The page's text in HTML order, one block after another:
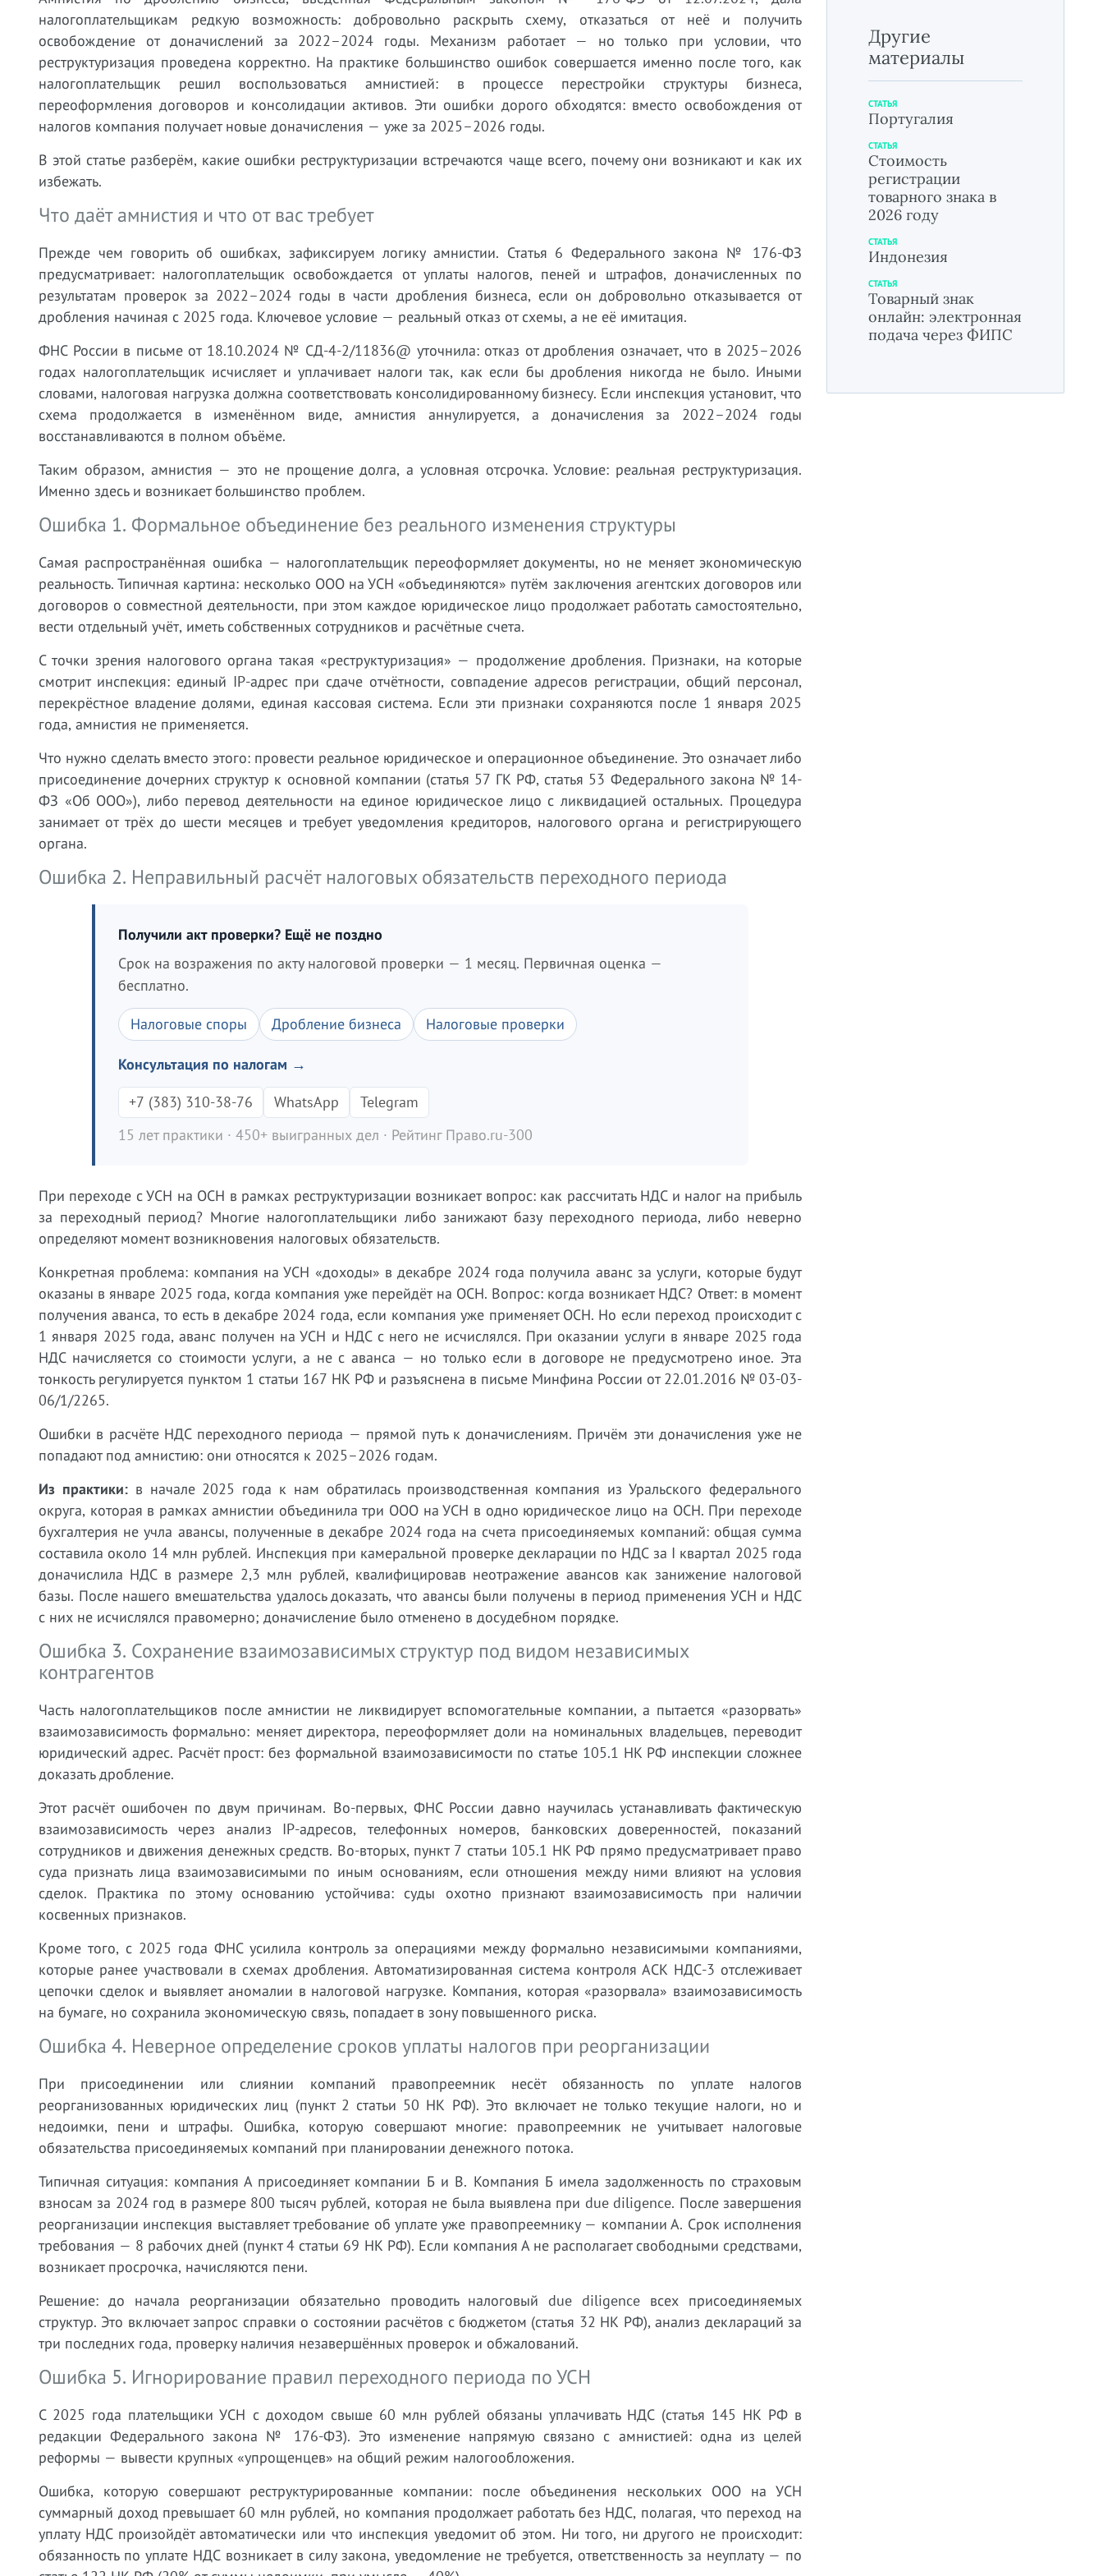
налогоплательщикам редкую возможность: добровольно раскрыть схему, отказаться от неё и получить
освобождение от доначислений за 2022–2024 годы. Механизм работает — но только при условии, что
реструктуризация проведена корректно. На практике большинство ошибок совершается именно после того, как
налогоплательщик решил воспользоваться амнистией: в процессе перестройки структуры бизнеса,
переоформления договоров и консолидации активов. Эти ошибки дорого обходятся: вместо освобождения от
налогов компания получает новые доначисления — уже за 2025–2026 годы.
В этой статье разберём, какие ошибки реструктуризации встречаются чаще всего, почему они возникают и как их
избежать.
Что даёт амнистия и что от вас требует
Прежде чем говорить об ошибках, зафиксируем логику амнистии. Статья 6 Федерального закона № 176-ФЗ
предусматривает: налогоплательщик освобождается от уплаты налогов, пеней и штрафов, доначисленных по
результатам проверок за 2022–2024 годы в части дробления бизнеса, если он добровольно отказывается от
дробления начиная с 2025 года. Ключевое условие — реальный отказ от схемы, а не её имитация.
ФНС России в письме от 18.10.2024 № СД-4-2/11836@ уточнила: отказ от дробления означает, что в 2025–2026
годах налогоплательщик исчисляет и уплачивает налоги так, как если бы дробления никогда не было. Иными
словами, налоговая нагрузка должна соответствовать консолидированному бизнесу. Если инспекция установит, что
схема продолжается в изменённом виде, амнистия аннулируется, а доначисления за 2022–2024 годы
восстанавливаются в полном объёме.
Таким образом, амнистия — это не прощение долга, а условная отсрочка. Условие: реальная реструктуризация.
Именно здесь и возникает большинство проблем.
Ошибка 1. Формальное объединение без реального изменения структуры
Самая распространённая ошибка — налогоплательщик переоформляет документы, но не меняет экономическую
реальность. Типичная картина: несколько ООО на УСН «объединяются» путём заключения агентских договоров или
договоров о совместной деятельности, при этом каждое юридическое лицо продолжает работать самостоятельно,
вести отдельный учёт, иметь собственных сотрудников и расчётные счета.
С точки зрения налогового органа такая «реструктуризация» — продолжение дробления. Признаки, на которые
смотрит инспекция: единый IP-адрес при сдаче отчётности, совпадение адресов регистрации, общий персонал,
перекрёстное владение долями, единая кассовая система. Если эти признаки сохраняются после 1 января 2025
года, амнистия не применяется.
Что нужно сделать вместо этого: провести реальное юридическое и операционное объединение. Это означает либо
присоединение дочерних структур к основной компании (статья 57 ГК РФ, статья 53 Федерального закона № 14-
ФЗ «Об ООО»), либо перевод деятельности на единое юридическое лицо с ликвидацией остальных. Процедура
занимает от трёх до шести месяцев и требует уведомления кредиторов, налогового органа и регистрирующего
органа.
Ошибка 2. Неправильный расчёт налоговых обязательств переходного периода
Получили акт проверки? Ещё не поздно
Срок на возражения по акту налоговой проверки — 1 месяц. Первичная оценка —
бесплатно.
Налоговые споры Дробление бизнеса Налоговые проверки
Консультация по налогам →
+7 (383) 310-38-76
WhatsApp
Telegram
15 лет практики · 450+ выигранных дел · Рейтинг Право.ru-300
При переходе с УСН на ОСН в рамках реструктуризации возникает вопрос: как рассчитать НДС и налог на прибыль
за переходный период? Многие налогоплательщики либо занижают базу переходного периода, либо неверно
определяют момент возникновения налоговых обязательств.
Конкретная проблема: компания на УСН «доходы» в декабре 2024 года получила аванс за услуги, которые будут
оказаны в январе 2025 года, когда компания уже перейдёт на ОСН. Вопрос: когда возникает НДС? Ответ: в момент
получения аванса, то есть в декабре 2024 года, если компания уже применяет ОСН. Но если переход происходит с
1 января 2025 года, аванс получен на УСН и НДС с него не исчислялся. При оказании услуги в январе 2025 года
НДС начисляется со стоимости услуги, а не с аванса — но только если в договоре не предусмотрено иное. Эта
тонкость регулируется пунктом 1 статьи 167 НК РФ и разъяснена в письме Минфина России от 22.01.2016 № 03-03-
06/1/2265.
Ошибки в расчёте НДС переходного периода — прямой путь к доначислениям. Причём эти доначисления уже не
попадают под амнистию: они относятся к 2025–2026 годам.
Из практики:в начале 2025 года к нам обратилась производственная компания из Уральского федерального
округа, которая в рамках амнистии объединила три ООО на УСН в одно юридическое лицо на ОСН. При переходе
бухгалтерия не учла авансы, полученные в декабре 2024 года на счета присоединяемых компаний: общая сумма
составила около 14 млн рублей. Инспекция при камеральной проверке декларации по НДС за I квартал 2025 года
доначислила НДС в размере 2,3 млн рублей, квалифицировав неотражение авансов как занижение налоговой
базы. После нашего вмешательства удалось доказать, что авансы были получены в период применения УСН и НДС
с них не исчислялся правомерно; доначисление было отменено в досудебном порядке.
Ошибка 3. Сохранение взаимозависимых структур под видом независимых
контрагентов
Часть налогоплательщиков после амнистии не ликвидирует вспомогательные компании, а пытается «разорвать»
взаимозависимость формально: меняет директора, переоформляет доли на номинальных владельцев, переводит
юридический адрес. Расчёт прост: без формальной взаимозависимости по статье 105.1 НК РФ инспекции сложнее
доказать дробление.
Этот расчёт ошибочен по двум причинам. Во-первых, ФНС России давно научилась устанавливать фактическую
взаимозависимость через анализ IP-адресов, телефонных номеров, банковских доверенностей, показаний
сотрудников и движения денежных средств. Во-вторых, пункт 7 статьи 105.1 НК РФ прямо предусматривает право
суда признать лица взаимозависимыми по иным основаниям, если отношения между ними влияют на условия
сделок. Практика по этому основанию устойчива: суды охотно признают взаимозависимость при наличии
косвенных признаков.
Кроме того, с 2025 года ФНС усилила контроль за операциями между формально независимыми компаниями,
которые ранее участвовали в схемах дробления. Автоматизированная система контроля АСК НДС-3 отслеживает
цепочки сделок и выявляет аномалии в налоговой нагрузке. Компания, которая «разорвала» взаимозависимость
на бумаге, но сохранила экономическую связь, попадает в зону повышенного риска.
Ошибка 4. Неверное определение сроков уплаты налогов при реорганизации
При присоединении или слиянии компаний правопреемник несёт обязанность по уплате налогов
реорганизованных юридических лиц (пункт 2 статьи 50 НК РФ). Это включает не только текущие налоги, но и
недоимки, пени и штрафы. Ошибка, которую совершают многие: правопреемник не учитывает налоговые
обязательства присоединяемых компаний при планировании денежного потока.
Типичная ситуация: компания А присоединяет компании Б и В. Компания Б имела задолженность по страховым
взносам за 2024 год в размере 800 тысяч рублей, которая не была выявлена при due diligence. После завершения
реорганизации инспекция выставляет требование об уплате уже правопреемнику — компании А. Срок исполнения
требования — 8 рабочих дней (пункт 4 статьи 69 НК РФ). Если компания А не располагает свободными средствами,
возникает просрочка, начисляются пени.
Решение: до начала реорганизации обязательно проводить налоговый due diligence всех присоединяемых
структур. Это включает запрос справки о состоянии расчётов с бюджетом (статья 32 НК РФ), анализ деклараций за
три последних года, проверку наличия незавершённых проверок и обжалований.
Ошибка 5. Игнорирование правил переходного периода по УСН
С 2025 года плательщики УСН с доходом свыше 60 млн рублей обязаны уплачивать НДС (статья 145 НК РФ в
редакции Федерального закона № 176-ФЗ). Это изменение напрямую связано с амнистией: одна из целей
реформы — вывести крупных «упрощенцев» на общий режим налогообложения.
Ошибка, которую совершают реструктурированные компании: после объединения нескольких ООО на УСН
суммарный доход превышает 60 млн рублей, но компания продолжает работать без НДС, полагая, что переход на
уплату НДС произойдёт автоматически или что инспекция уведомит об этом. Ни того, ни другого не происходит:
обязанность по уплате НДС возникает в силу закона, уведомление не требуется, ответственность за неуплату — по
Другие
материалы
СТАТЬЯ
Португалия
СТАТЬЯ
Стоимость
регистрации
товарного знака в
2026 году
СТАТЬЯ
Индонезия
СТАТЬЯ
Товарный знак
онлайн: электронная
подача через ФИПС